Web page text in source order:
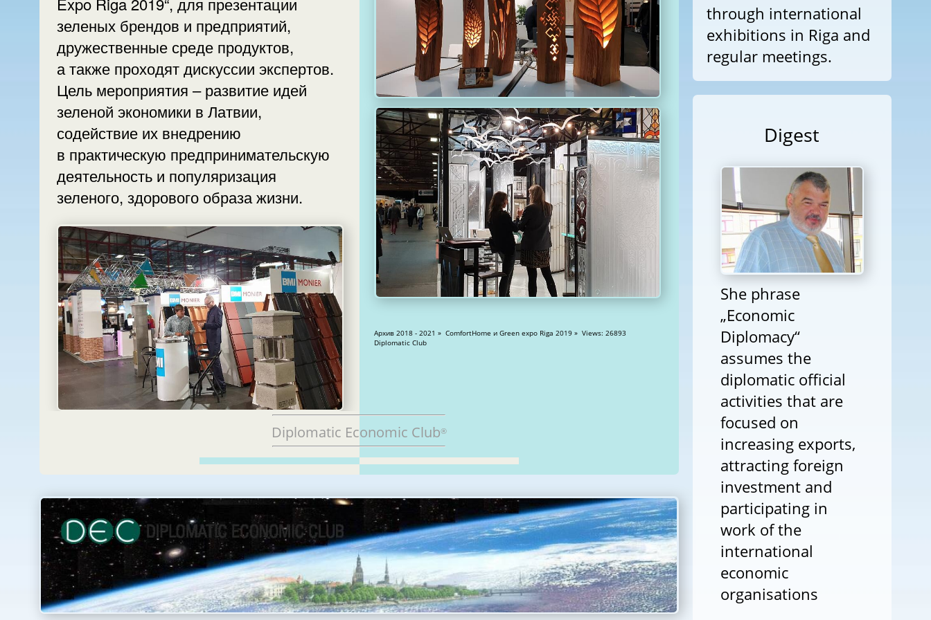
зеленых брендов и предприятий,
дружественные среде продуктов,
а также проходят дискуссии экспертов.
Цель мероприятия – развитие идей
зеленой экономики в Латвии,
содействие их внедрению
в практическую предпринимательскую
деятельность и популяризация
зеленого, здорового образа жизни.
Архив 2018 - 2021 » ComfortHome и Green expo Riga 2019 » Views: 26893
Diplomatic Club
Diplomatic Economic Club®
through international
exhibitions in Riga and
regular meetings.
Digest
She phrase
„Economic
Diplomacy“
assumes the
diplomatic official
activities that are
focused on
increasing exports,
attracting foreign
investment and
participating in
work of the
international
economic
organisations